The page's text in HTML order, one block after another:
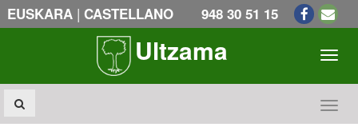
EUSKARA | CASTELLANO 948 30 51 15
Ultzama